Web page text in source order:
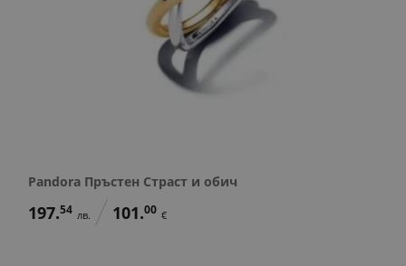
Pandora Пръстен Страст и обич
197.54 лв. 101.00 €